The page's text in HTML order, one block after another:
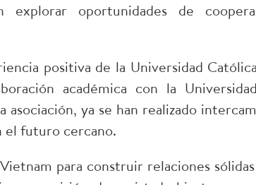
oportunidades de
positiva de la Universidad
académica con la
ya se han realizado
el futuro cercano.
para construir relaciones